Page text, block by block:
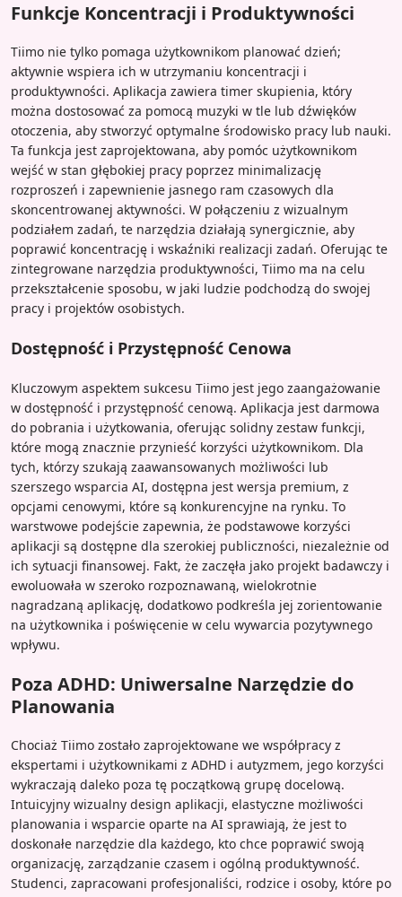
Funkcje Koncentracji i Produktywności
Tiimo nie tylko pomaga użytkownikom planować dzień;
aktywnie wspiera ich w utrzymaniu koncentracji i
produktywności. Aplikacja zawiera timer skupienia, który
można dostosować za pomocą muzyki w tle lub dźwięków
otoczenia, aby stworzyć optymalne środowisko pracy lub nauki.
Ta funkcja jest zaprojektowana, aby pomóc użytkownikom
wejść w stan głębokiej pracy poprzez minimalizację
rozproszeń i zapewnienie jasnego ram czasowych dla
skoncentrowanej aktywności. W połączeniu z wizualnym
podziałem zadań, te narzędzia działają synergicznie, aby
poprawić koncentrację i wskaźniki realizacji zadań. Oferując te
zintegrowane narzędzia produktywności, Tiimo ma na celu
przekształcenie sposobu, w jaki ludzie podchodzą do swojej
pracy i projektów osobistych.
Dostępność i Przystępność Cenowa
Kluczowym aspektem sukcesu Tiimo jest jego zaangażowanie
w dostępność i przystępność cenową. Aplikacja jest darmowa
do pobrania i użytkowania, oferując solidny zestaw funkcji,
które mogą znacznie przynieść korzyści użytkownikom. Dla
tych, którzy szukają zaawansowanych możliwości lub
szerszego wsparcia AI, dostępna jest wersja premium, z
opcjami cenowymi, które są konkurencyjne na rynku. To
warstwowe podejście zapewnia, że podstawowe korzyści
aplikacji są dostępne dla szerokiej publiczności, niezależnie od
ich sytuacji finansowej. Fakt, że zaczęła jako projekt badawczy i
ewoluowała w szeroko rozpoznawaną, wielokrotnie
nagradzaną aplikację, dodatkowo podkreśla jej zorientowanie
na użytkownika i poświęcenie w celu wywarcia pozytywnego
wpływu.
Poza ADHD: Uniwersalne Narzędzie do
Planowania
Chociaż Tiimo zostało zaprojektowane we współpracy z
ekspertami i użytkownikami z ADHD i autyzmem, jego korzyści
wykraczają daleko poza tę początkową grupę docelową.
Intuicyjny wizualny design aplikacji, elastyczne możliwości
planowania i wsparcie oparte na AI sprawiają, że jest to
doskonałe narzędzie dla każdego, kto chce poprawić swoją
organizację, zarządzanie czasem i ogólną produktywność.
Studenci, zapracowani profesjonaliści, rodzice i osoby, które po